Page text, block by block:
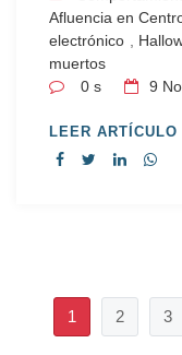
Afluencia en
electrónico
muertos
0 s
9
LEER ARTÍCULO
1 2 3